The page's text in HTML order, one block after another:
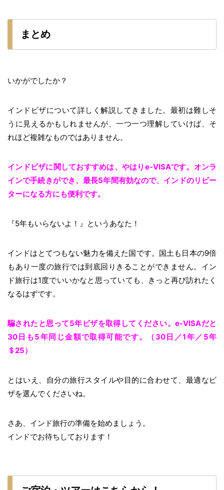
まとめ
いかがでしたか？
インドビザについて詳しく解説してきました。最初は難しそ
うに見えるかもしれませんが、一つ一つ理解していけば、そ
れほど複雑なものではありません。
インドビザに関しておすすめは、やはりe-VISAです。オンラ
インで手続きができ、最長5年間有効なので、インドのリピー
ターになる方にも便利です。
『5年もいらないよ！』というあなた！
インドはとてつもない魅力を備えた国です。国土も日本の9倍
もあり一度の旅行では到底回りきることができません。イン
ド旅行は1度でいいかなと思っていても、きっと再び訪れたく
なるはずです。
騙されたと思って5年ビザを取得してください。e-VISAだと
30日も5年同じ金額で取得可能です。（30日／1年／5年
＄25）
とはいえ、自分の旅行スタイルや目的に合わせて、最適なビ
ザを選んでくださいね。
さあ、インド旅行の準備を始めましょう。
インドでお待ちしております！